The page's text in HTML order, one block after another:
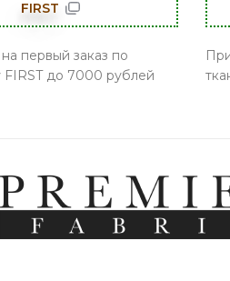
FIRST
первый заказ по
до 7000 рублей